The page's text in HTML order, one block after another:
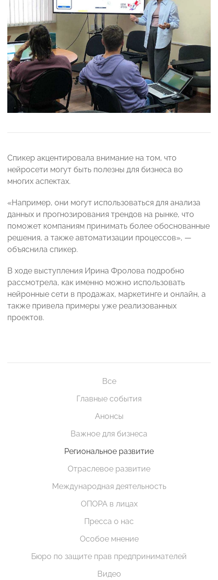
Спикер акцентировала внимание на том, что
нейросети могут быть полезны для бизнеса во
многих аспектах.
«Например, они могут использоваться для анализа
данных и прогнозирования трендов на рынке, что
поможет компаниям принимать более обоснованные
решения, а также автоматизации процессов», —
объяснила спикер.
В ходе выступления Ирина Фролова подробно
рассмотрела, как именно можно использовать
нейронные сети в продажах, маркетинге и онлайн, а
также привела примеры уже реализованных
проектов.
Все
Главные события
Анонсы
Важное для бизнеса
Региональное развитие
Отраслевое развитие
Международная деятельность
ОПОРА в лицах
Пресса о нас
Особое мнение
Бюро по защите прав предпринимателей
Видео